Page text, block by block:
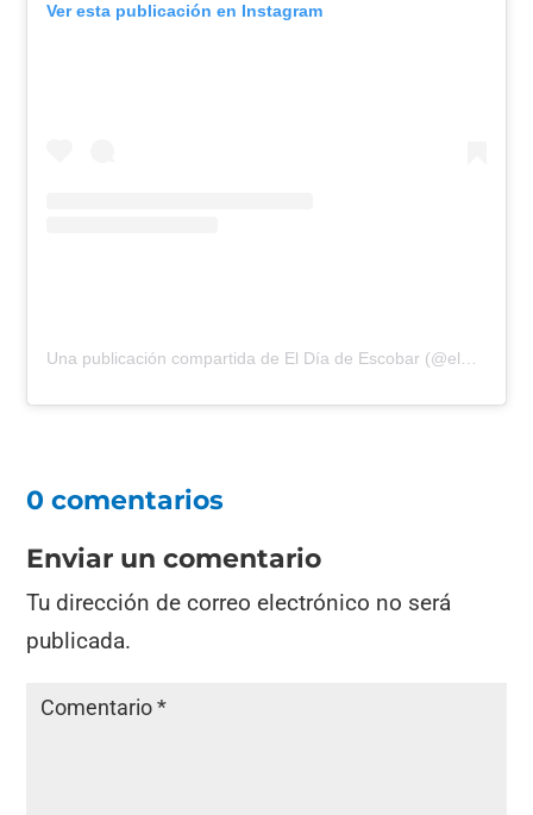
Ver esta publicación en Instagram
0 comentarios
Enviar un comentario
Tu dirección de correo electrónico no será
publicada.